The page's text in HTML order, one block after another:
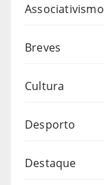
Associativismo
Breves
Cultura
Desporto
Destaque